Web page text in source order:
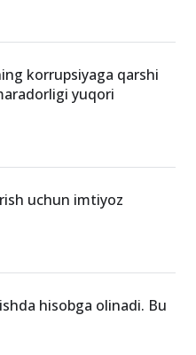
diqqatiga!
korrupsiyaga qarshi